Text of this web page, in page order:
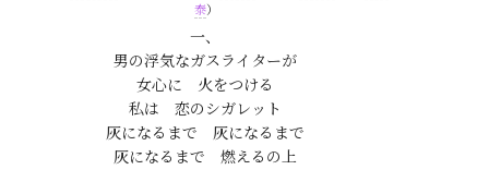
泰）
一、
男の浮気なガスライターが
女心に　火をつける
私は　恋のシガレット
灰になるまで　灰になるまで
灰になるまで　燃えるの上